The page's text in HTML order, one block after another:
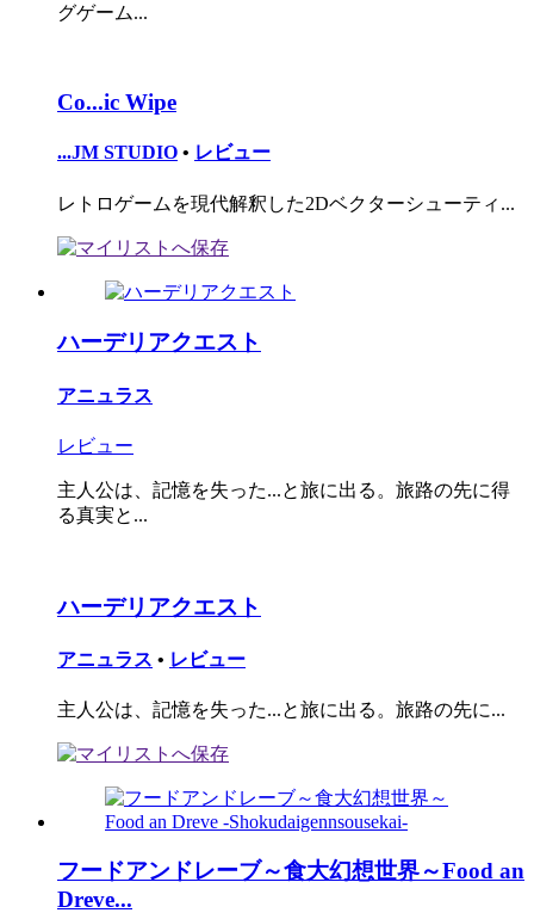
グゲーム...
Co...ic Wipe
...JM STUDIO • レビュー
レトロゲームを現代解釈した2Dベクターシューティ...
ハーデリアクエスト
アニュラス
レビュー
主人公は、記憶を失った...と旅に出る。旅路の先に得
る真実と...
ハーデリアクエスト
アニュラス • レビュー
主人公は、記憶を失った...と旅に出る。旅路の先に...
フードアンドレーブ～食大幻想世界～Food an
Dreve...